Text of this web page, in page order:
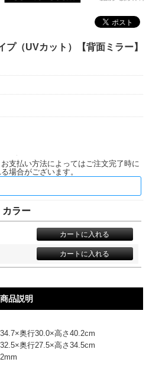
（UVカット）【背面ミラー】
支払い方法によってはご注文完了時に
場合がございます。
カラー
商品説明
奥行30.0×高さ40.2cm
奥行27.5×高さ34.5cm